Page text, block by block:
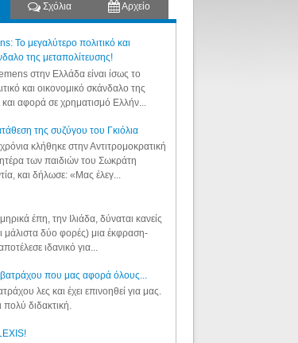
Σχόλια Αρχείο
Το μεγαλύτερο πολιτικό και
της μεταπολίτευσης!
στην Ελλάδα είναι ίσως το
και οικονομικό σκάνδαλο της
αφορά σε χρηματισμό Ελλήν...
της συζύγου του Γκιόλια
κλήθηκε στην Αντιτρομοκρατική
των παιδιών του Σωκράτη
και δήλωσε: «Μας έλεγ...
έπη, την Ιλιάδα, δύναται κανείς
μάλιστα δύο φορές) μια έκφραση-
ιδανικό για...
που μας αφορά όλους...
λες και έχει επινοηθεί για μας.
πολύ διδακτική.